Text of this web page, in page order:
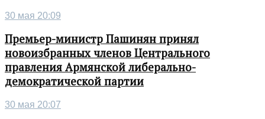
30 мая 20:09
Премьер-министр Пашинян принял
новоизбранных членов Центрального
правления Армянской либерально-
демократической партии
30 мая 20:07